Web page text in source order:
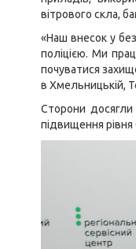
вітрового скла,
«Наш внесок у
поліцією. Ми
почуватися
в Хмельницькій,
Сторони
підвищення